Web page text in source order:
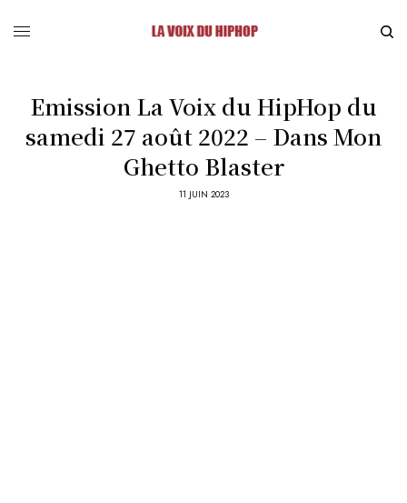
Emission La Voix du HipHop du
samedi 27 août 2022 – Dans Mon
Ghetto Blaster
11 JUIN 2023